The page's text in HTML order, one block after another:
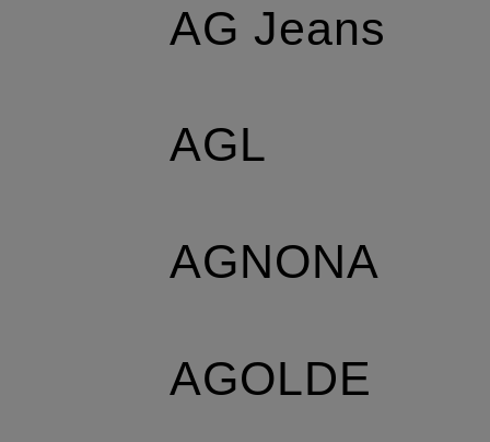
AG Jeans
AGL
AGNONA
AGOLDE